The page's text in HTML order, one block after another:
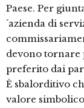
Paese. Per
´azienda di
devono tornare
preferito dai
È sbalorditivo
valore